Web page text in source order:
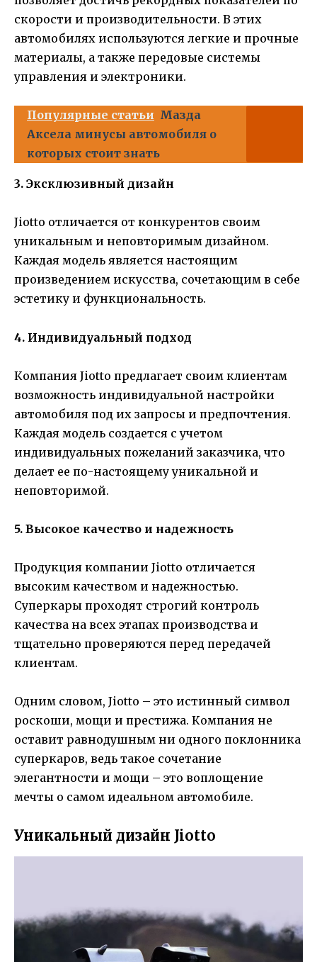
скорости и производительности. В этих
автомобилях используются легкие и прочные
материалы, а также передовые системы
управления и электроники.
Популярные статьи Мазда
Аксела минусы автомобиля о
которых стоит знать
3. Эксклюзивный дизайн
Jiotto отличается от конкурентов своим
уникальным и неповторимым дизайном.
Каждая модель является настоящим
произведением искусства, сочетающим в себе
эстетику и функциональность.
4. Индивидуальный подход
Компания Jiotto предлагает своим клиентам
возможность индивидуальной настройки
автомобиля под их запросы и предпочтения.
Каждая модель создается с учетом
индивидуальных пожеланий заказчика, что
делает ее по-настоящему уникальной и
неповторимой.
5. Высокое качество и надежность
Продукция компании Jiotto отличается
высоким качеством и надежностью.
Суперкары проходят строгий контроль
качества на всех этапах производства и
тщательно проверяются перед передачей
клиентам.
Одним словом, Jiotto – это истинный символ
роскоши, мощи и престижа. Компания не
оставит равнодушным ни одного поклонника
суперкаров, ведь такое сочетание
элегантности и мощи – это воплощение
мечты о самом идеальном автомобиле.
Уникальный дизайн Jiotto